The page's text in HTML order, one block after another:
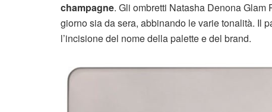
champagne. Gli ombretti Natasha Denona Glam
giorno sia da sera, abbinando le varie tonalità. Il
l’incisione del nome della palette e del brand.